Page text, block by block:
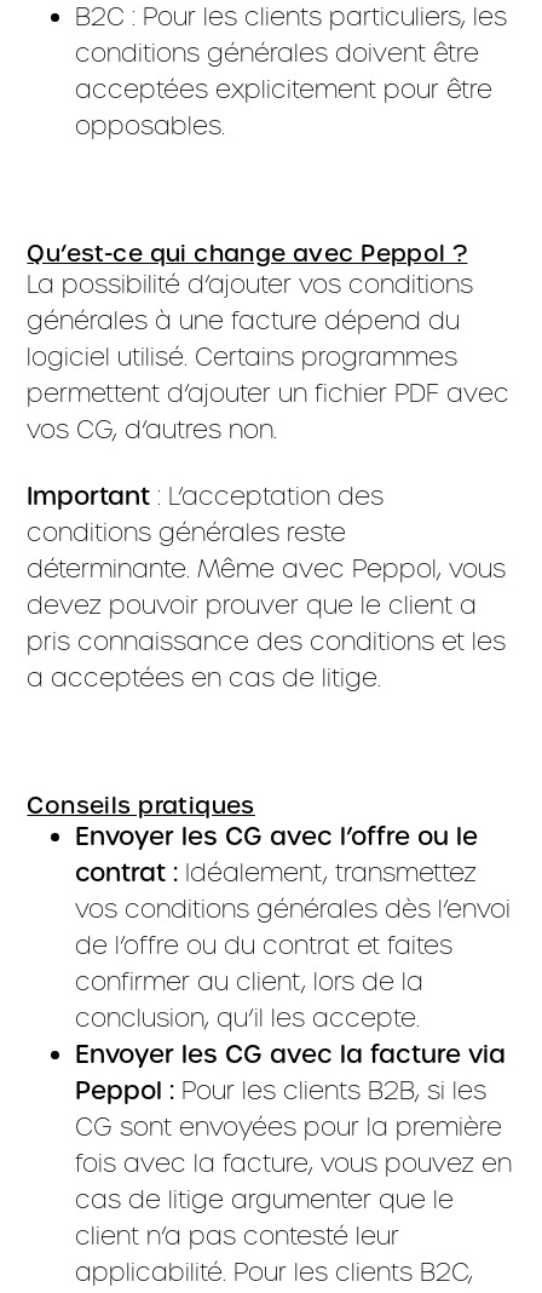
B2C : Pour les clients particuliers, les
conditions générales doivent être
acceptées explicitement pour être
opposables.
Qu’est-ce qui change avec Peppol ?
La possibilité d’ajouter vos conditions
générales à une facture dépend du
logiciel utilisé. Certains programmes
permettent d’ajouter un fichier PDF avec
vos CG, d’autres non.
Important : L’acceptation des
conditions générales reste
déterminante. Même avec Peppol, vous
devez pouvoir prouver que le client a
pris connaissance des conditions et les
a acceptées en cas de litige.
Conseils pratiques
Envoyer les CG avec l’offre ou le
contrat : Idéalement, transmettez
vos conditions générales dès l’envoi
de l’offre ou du contrat et faites
confirmer au client, lors de la
conclusion, qu’il les accepte.
Envoyer les CG avec la facture via
Peppol : Pour les clients B2B, si les
CG sont envoyées pour la première
fois avec la facture, vous pouvez en
cas de litige argumenter que le
client n’a pas contesté leur
applicabilité. Pour les clients B2C,